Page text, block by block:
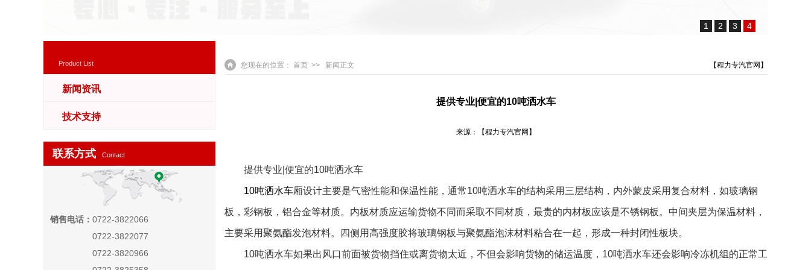
1 2 3 4
Product List
新闻资讯
技术支持
联系方式 Contact
销售电话： 0722-3822066
0722-3822077
0722-3820966
【程力专汽官网】
您现在的位置： 首页 >> 新闻正文
提供专业|便宜的10吨洒水车
来源：【程力专汽官网】
提供专业|便宜的10吨洒水车
10吨洒水车厢设计主要是气密性能和保温性能，通常10吨洒水车的结构采用三层结构，内外蒙皮采用复合材料，如玻璃钢
板，彩钢板，铝合金等材质。内板材质应运输货物不同而采取不同材质，最贵的内材板应该是不锈钢板。中间夹层为保温材料，
主要采用聚氨酯发泡材料。四侧用高强度胶将玻璃钢板与聚氨酯泡沫材料粘合在一起，形成一种封闭性板块。
10吨洒水车如果出风口前面被货物挡住或离货物太近，不但会影响货物的储运温度，10吨洒水车还会影响冷冻机组的正常工